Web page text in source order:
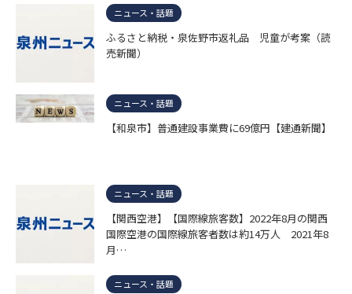
ニュース・話題
ふるさと納税・泉佐野市返礼品 児童が考案（読
売新聞）
ニュース・話題
【和泉市】普通建設事業費に69億円【建通新聞】
ニュース・話題
【関西空港】【国際線旅客数】2022年8月の関西
国際空港の国際線旅客者数は約14万人 2021年8
月…
ニュース・話題